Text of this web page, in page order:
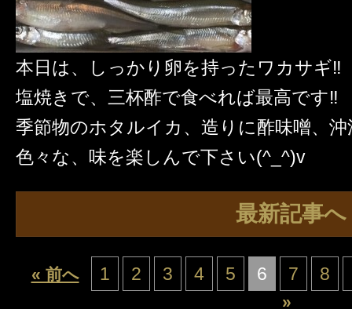
本日は、しっかり卵を持ったワカサギ‼️
塩焼きで、三杯酢で食べれば最高です‼️
季節物のホタルイカ、造りに酢味噌、
色々な、味を楽しんで下さい(^_^)v
最新記事へ
« 前へ 1 2 3 4 5 6 7 8
»